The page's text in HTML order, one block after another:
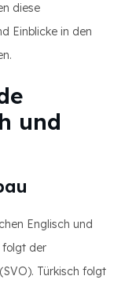
diese
Einblicke in den
und
Englisch und
folgt der
(SVO). Türkisch folgt